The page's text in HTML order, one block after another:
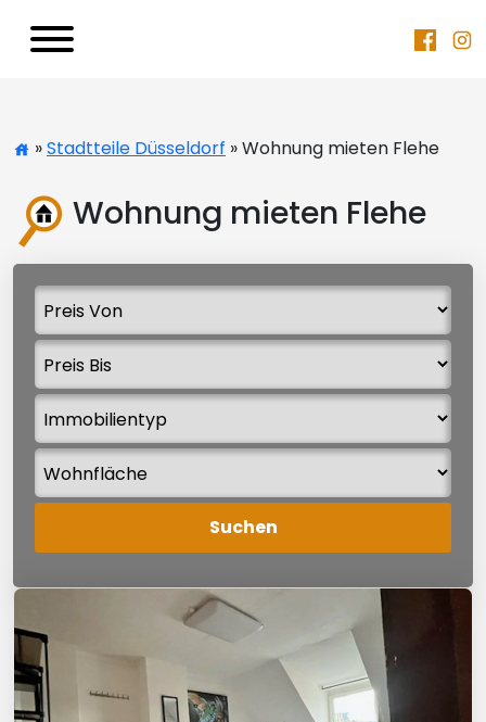
»Stadtteile Düsseldorf » Wohnung mieten Flehe
Wohnung mieten Flehe